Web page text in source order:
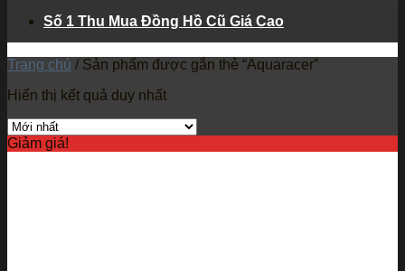
Số 1 Thu Mua Đồng Hồ Cũ Giá Cao
Trang chủ / Sản phẩm được gắn thẻ “Aquaracer”
Hiển thị kết quả duy nhất
Giảm giá!